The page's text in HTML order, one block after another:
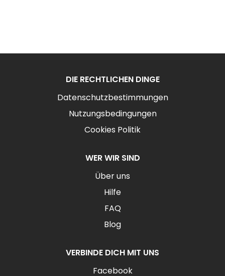
DIE RECHTLICHEN DINGE
Datenschutzbestimmungen
Nutzungsbedingungen
Cookies Politik
WER WIR SIND
Über uns
Hilfe
FAQ
Blog
VERBINDE DICH MIT UNS
Facebook